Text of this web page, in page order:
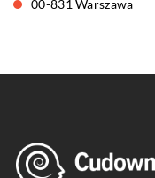
00-831 Warszawa